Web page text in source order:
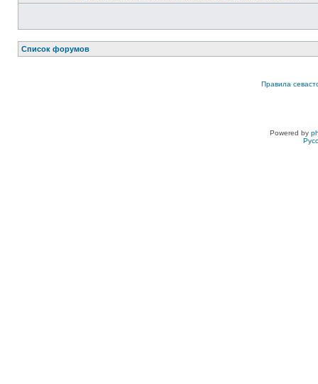
Список форумов
Правила
Powered by